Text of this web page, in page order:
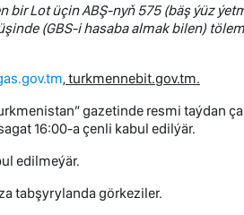
Lot üçin ABŞ-nyň 575 (bäş ýüz
(GBS-i hasaba almak bilen)
, turkmennebit.gov.tm.
gazetinde resmi taýdan
16:00-a çenli kabul edilýär.
edilmeýär.
tabşyrylanda görkeziler.